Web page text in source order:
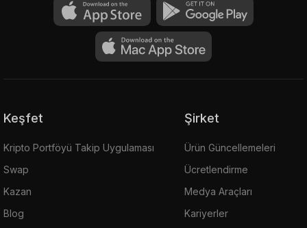
Keşfet
Kripto Portföyü Takip Uygulaması
Swap
Kazan
Blog
Şirket
Ürün Güncellemeleri
Ücretlendirme
Medya Araçları
Kariyerler